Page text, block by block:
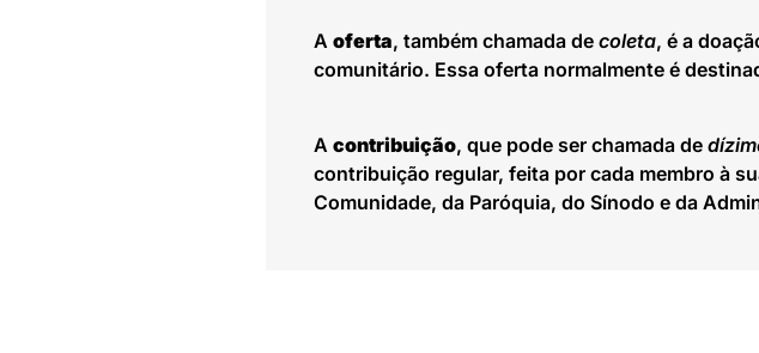
A oferta, também chamada de coleta, é a
comunitário. Essa oferta normalmente é
A contribuição, que pode ser chamada de
contribuição regular, feita por cada membro à
Comunidade, da Paróquia, do Sínodo e da